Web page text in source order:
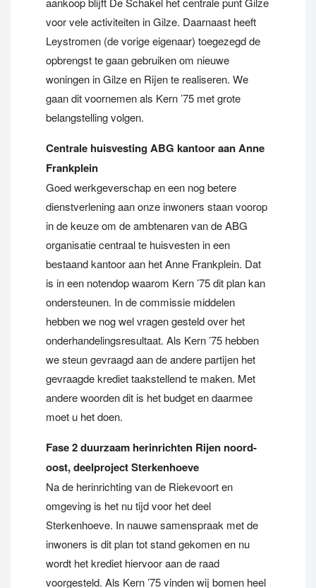
voor vele activiteiten in Gilze. Daarnaast heeft
Leystromen (de vorige eigenaar) toegezegd de
opbrengst te gaan gebruiken om nieuwe
woningen in Gilze en Rijen te realiseren. We
gaan dit voornemen als Kern ’75 met grote
belangstelling volgen.
Centrale huisvesting ABG kantoor aan Anne
Frankplein
Goed werkgeverschap en een nog betere
dienstverlening aan onze inwoners staan voorop
in de keuze om de ambtenaren van de ABG
organisatie centraal te huisvesten in een
bestaand kantoor aan het Anne Frankplein. Dat
is in een notendop waarom Kern ’75 dit plan kan
ondersteunen. In de commissie middelen
hebben we nog wel vragen gesteld over het
onderhandelingsresultaat. Als Kern ’75 hebben
we steun gevraagd aan de andere partijen het
gevraagde krediet taakstellend te maken. Met
andere woorden dit is het budget en daarmee
moet u het doen.
Fase 2 duurzaam herinrichten Rijen noord-
oost, deelproject Sterkenhoeve
Na de herinrichting van de Riekevoort en
omgeving is het nu tijd voor het deel
Sterkenhoeve. In nauwe samenspraak met de
inwoners is dit plan tot stand gekomen en nu
wordt het krediet hiervoor aan de raad
voorgesteld. Als Kern ’75 vinden wij bomen heel